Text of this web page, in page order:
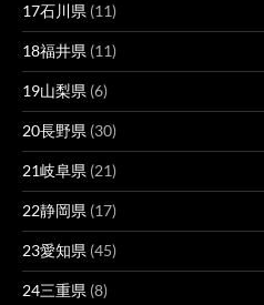
17石川県 (11)
18福井県 (11)
19山梨県 (6)
20長野県 (30)
21岐阜県 (21)
22静岡県 (17)
23愛知県 (45)
24三重県 (8)